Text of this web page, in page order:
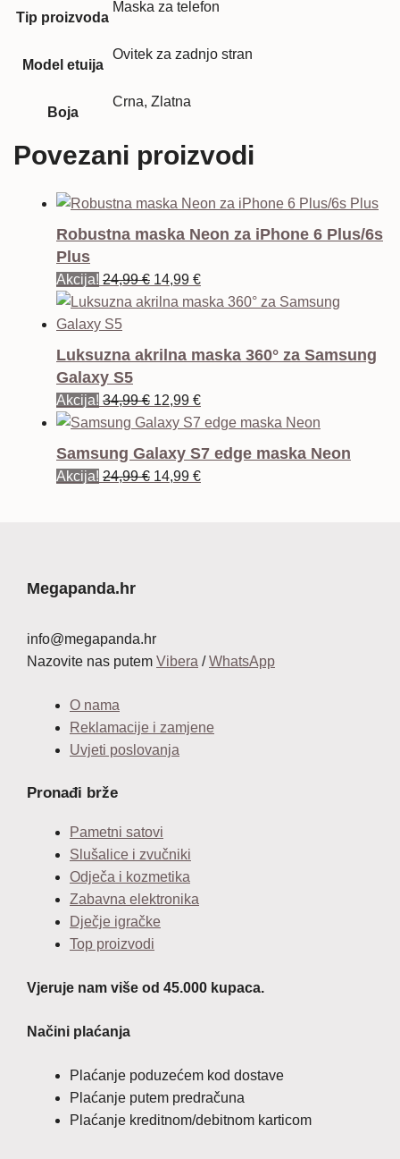
Tip proizvoda
Maska za telefon
Model etuija
Ovitek za zadnjo stran
Boja
Crna, Zlatna
Povezani proizvodi
Robustna maska Neon za iPhone 6 Plus/6s
Plus
Akcija! 24,99€ Izvorna
cijena
je:
14,99 €Trenutna
cijena
14,99 €.
Luksuzna akrilna maska 360° za Samsung
Galaxy S5
Akcija! 34,99€ Izvorna
cijena
bila
12,99 €Trenutna
cijena
12,99 €.
Samsung Galaxy S7 edge maska Neon
Akcija! 24,99€ Izvorna
14,99 €Trenutna
Megapanda.hr
info@megapanda.hr
Nazovite nas putem Vibera /WhatsApp
O nama
Reklamacije i zamjene
Uvjeti poslovanja
Pronađi brže
Pametni satovi
Slušalice i zvučniki
Odječa i kozmetika
Zabavna elektronika
Dječje igračke
Top proizvodi
Vjeruje nam više od 45.000 kupaca.
Načini plaćanja
Plaćanje poduzećem kod dostave
Plaćanje putem predračuna
Plaćanje kreditnom/debitnom karticom